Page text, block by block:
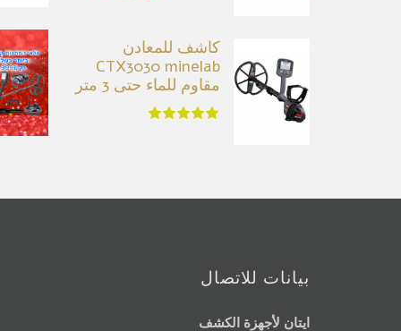
كاشف للمعادن
CTX3030 minelab
مقاوم للماء حتى 3 متر
بيانات للاتصال
ايتان لأجهزة الكشف